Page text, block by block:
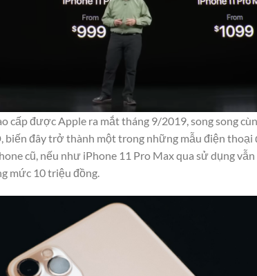
cấp được Apple ra mắt tháng 9/2019, song song
biến đây trở thành một trong những mẫu điện
cũ, nếu như iPhone 11 Pro Max qua sử dụng
mức 10 triệu đồng.